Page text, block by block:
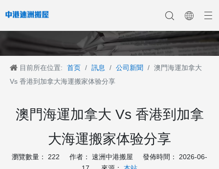
目前所在位置: 首页 / 訊息 / 公司新聞 / 澳門海運加拿大
Vs 香港到加拿大海運搬家体验分享
澳門海運加拿大 Vs 香港到加拿
大海運搬家体验分享
瀏覽數量： 222 作者： 速洲中港搬屋 發佈時間： 2026-06-